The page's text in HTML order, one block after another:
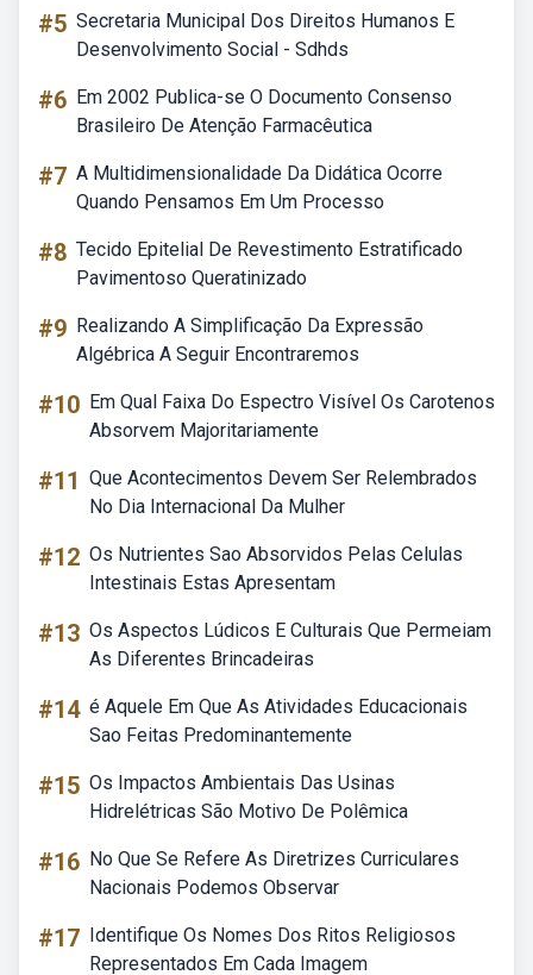
#5 Secretaria Municipal Dos Direitos Humanos E
Desenvolvimento Social - Sdhds
#6 Em 2002 Publica-se O Documento Consenso
Brasileiro De Atenção Farmacêutica
#7 A Multidimensionalidade Da Didática Ocorre
Quando Pensamos Em Um Processo
#8 Tecido Epitelial De Revestimento Estratificado
Pavimentoso Queratinizado
#9 Realizando A Simplificação Da Expressão
Algébrica A Seguir Encontraremos
#10 Em Qual Faixa Do Espectro Visível Os Carotenos
Absorvem Majoritariamente
#11 Que Acontecimentos Devem Ser Relembrados
No Dia Internacional Da Mulher
#12 Os Nutrientes Sao Absorvidos Pelas Celulas
Intestinais Estas Apresentam
#13 Os Aspectos Lúdicos E Culturais Que Permeiam
As Diferentes Brincadeiras
#14 é Aquele Em Que As Atividades Educacionais
Sao Feitas Predominantemente
#15 Os Impactos Ambientais Das Usinas
Hidrelétricas São Motivo De Polêmica
#16 No Que Se Refere As Diretrizes Curriculares
Nacionais Podemos Observar
#17 Identifique Os Nomes Dos Ritos Religiosos
Representados Em Cada Imagem